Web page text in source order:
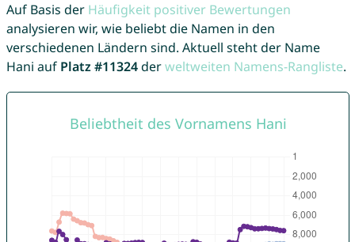
Auf Basis der Häufigkeit positiver Bewertungen
analysieren wir, wie beliebt die Namen in den
verschiedenen Ländern sind. Aktuell steht der Name
Hani auf Platz #11324derweltweiten Namens-Rangliste.